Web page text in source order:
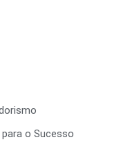
o Sucesso